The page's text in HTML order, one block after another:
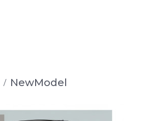
NewModel